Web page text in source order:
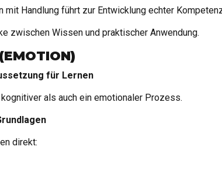
mit Handlung führt zur Entwicklung echter
zwischen Wissen und praktischer Anwendung.
für Lernen
als auch ein emotionaler Prozess.
direkt: